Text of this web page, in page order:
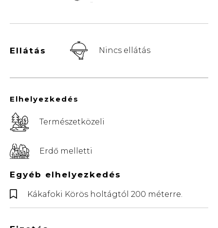
Ellátás Nincs ellátás
Elhelyezkedés
Természetközeli
Erdő melletti
Egyéb elhelyezkedés
Kákafoki Körös holtágtól 200 méterre.